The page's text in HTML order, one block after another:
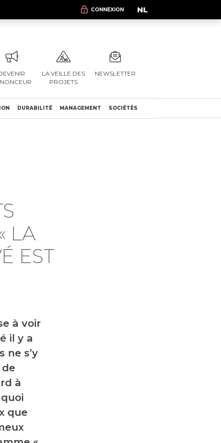
CONNEXION NL
LA VEILLE DES
PROJETS
NEWSLETTER
DURABILITÉ MANAGEMENT SOCIÉTÉS
LA
EST
à voir
il y a
ne s’y
à
que